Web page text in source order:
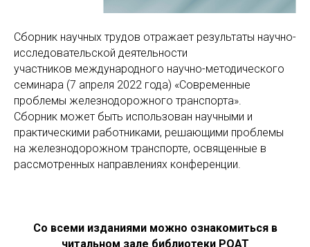
Сборник научных трудов отражает результаты научно-
исследовательской деятельности
участников международного научно-методического
семинара (7 апреля 2022 года) «Современные
проблемы железнодорожного транспорта».
Сборник может быть использован научными и
практическими работниками, решающими проблемы
на железнодорожном транспорте, освященные в
рассмотренных направлениях конференции.
Со всеми изданиями можно ознакомиться в
читальном зале библиотеки РОАТ